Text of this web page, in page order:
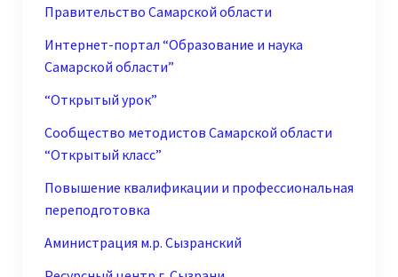
Правительство Самарской области
Интернет-портал “Образование и наука
Самарской области”
“Открытый урок”
Сообщество методистов Самарской области
“Открытый класс”
Повышение квалификации и профессиональная
переподготовка
Аминистрация м.р. Сызранский